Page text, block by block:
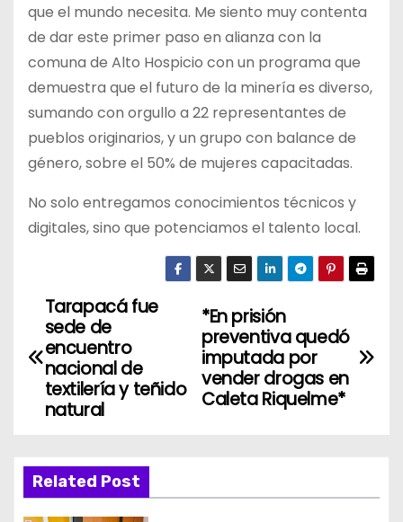
que el mundo necesita. Me siento muy contenta
de dar este primer paso en alianza con la
comuna de Alto Hospicio con un programa que
demuestra que el futuro de la minería es diverso,
sumando con orgullo a 22 representantes de
pueblos originarios, y un grupo con balance de
género, sobre el 50% de mujeres capacitadas.
No solo entregamos conocimientos técnicos y
digitales, sino que potenciamos el talento local.
N
a
g
a
*En prisión
preventiva quedó
imputada por
vender drogas en
Caleta Riquelme*
Tarapacá fue
sede de
encuentro
nacional de
textilería y teñido
natural
Related Post